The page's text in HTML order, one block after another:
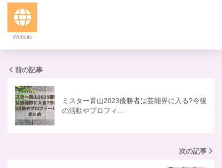
Website
前の記事
ミスター青山2023優勝者は芸能界に入る?今後
の活動やプロフィ…
次の記事